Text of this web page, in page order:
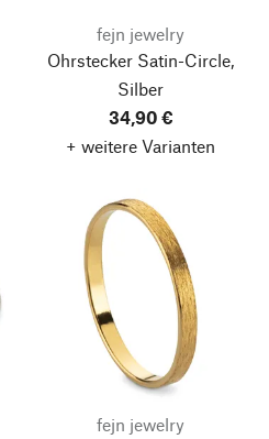
fejn jewelry
Ohrstecker Satin-Circle,
Silber
34,90 €
+ weitere Varianten
fejn jewelry